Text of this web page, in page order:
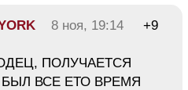
8 ноя, 19:14 +9
ПОЛУЧАЕТСЯ
ВСЕ ЕТО ВРЕМЯ